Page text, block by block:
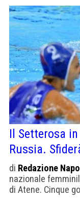
Il Setterosa
Russia.
di Redazione
nazionale
di Atene. Cinque